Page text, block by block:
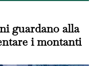
guardano alla
i montanti